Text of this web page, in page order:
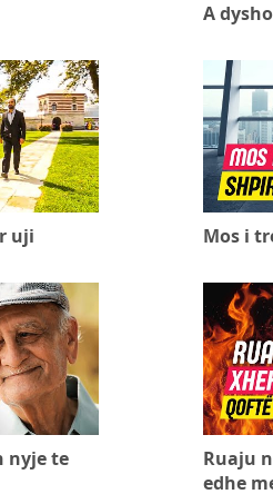
A
uji
Mos i
nyje te
Ruaju
edhe